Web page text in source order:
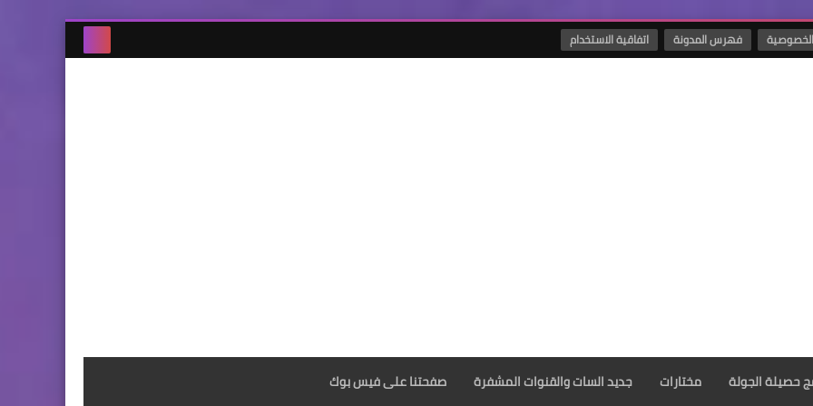
فهرس المدونة اتفاقية الاستخدام
حصيلة الجولة مختارات جديد السات والقنوات المشفرة صفحتنا على فيس بوك